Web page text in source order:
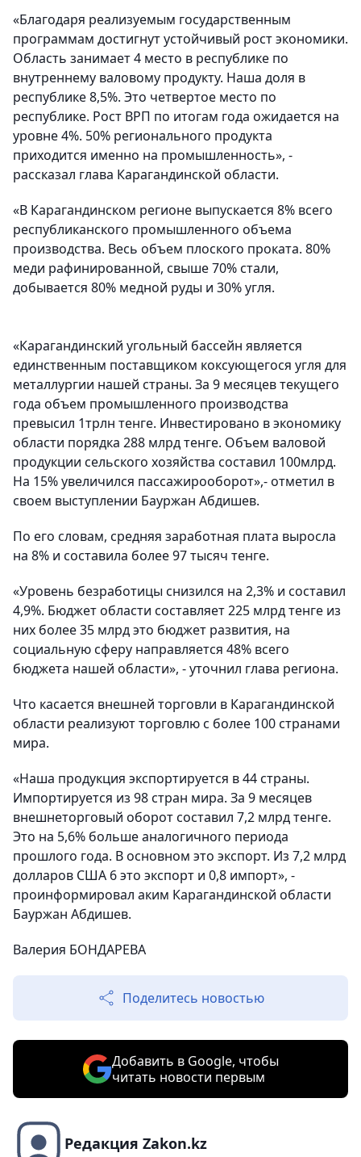
«Благодаря реализуемым государственным
программам достигнут устойчивый рост экономики.
Область занимает 4 место в республике по
внутреннему валовому продукту. Наша доля в
республике 8,5%. Это четвертое место по
республике. Рост ВРП по итогам года ожидается на
уровне 4%. 50% регионального продукта
приходится именно на промышленность», -
рассказал глава Карагандинской области.
«В Карагандинском регионе выпускается 8% всего
республиканского промышленного объема
производства. Весь объем плоского проката. 80%
меди рафинированной, свыше 70% стали,
добывается 80% медной руды и 30% угля.
«Карагандинский угольный бассейн является
единственным поставщиком коксующегося угля для
металлургии нашей страны. За 9 месяцев текущего
года объем промышленного производства
превысил 1трлн тенге. Инвестировано в экономику
области порядка 288 млрд тенге. Объем валовой
продукции сельского хозяйства составил 100млрд.
На 15% увеличился пассажирооборот»,- отметил в
своем выступлении Бауржан Абдишев.
По его словам, средняя заработная плата выросла
на 8% и составила более 97 тысяч тенге.
«Уровень безработицы снизился на 2,3% и составил
4,9%. Бюджет области составляет 225 млрд тенге из
них более 35 млрд это бюджет развития, на
социальную сферу направляется 48% всего
бюджета нашей области», - уточнил глава региона.
Что касается внешней торговли в Карагандинской
области реализуют торговлю с более 100 странами
мира.
«Наша продукция экспортируется в 44 страны.
Импортируется из 98 стран мира. За 9 месяцев
внешнеторговый оборот составил 7,2 млрд тенге.
Это на 5,6% больше аналогичного периода
прошлого года. В основном это экспорт. Из 7,2 млрд
долларов США 6 это экспорт и 0,8 импорт», -
проинформировал аким Карагандинской области
Бауржан Абдишев.
Валерия БОНДАРЕВА
Поделитесь новостью
Добавить в Google, чтобы
читать новости первым
Редакция Zakon.kz